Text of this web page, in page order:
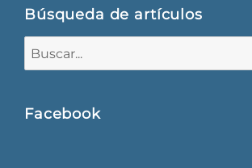
Búsqueda de artículos
Facebook